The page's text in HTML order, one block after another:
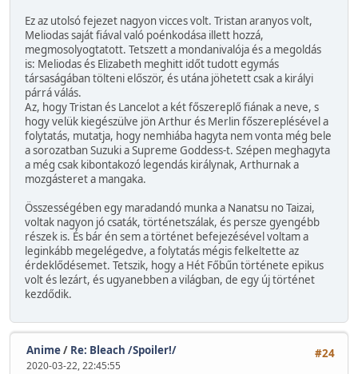
Ez az utolsó fejezet nagyon vicces volt. Tristan aranyos volt,
Meliodas saját fiával való poénkodása illett hozzá,
megmosolyogtatott. Tetszett a mondanivalója és a megoldás
is: Meliodas és Elizabeth meghitt időt tudott egymás
társaságában tölteni először, és utána jöhetett csak a királyi
párrá válás.
Az, hogy Tristan és Lancelot a két főszereplő fiának a neve, s
hogy velük kiegészülve jön Arthur és Merlin főszereplésével a
folytatás, mutatja, hogy nemhiába hagyta nem vonta még bele
a sorozatban Suzuki a Supreme Goddess-t. Szépen meghagyta
a még csak kibontakozó legendás királynak, Arthurnak a
mozgásteret a mangaka.
Összességében egy maradandó munka a Nanatsu no Taizai,
voltak nagyon jó csaták, történetszálak, és persze gyengébb
részek is. És bár én sem a történet befejezésével voltam a
leginkább megelégedve, a folytatás mégis felkeltette az
érdeklődésemet. Tetszik, hogy a Hét Főbűn története epikus
volt és lezárt, és ugyanebben a világban, de egy új történet
kezdődik.
#24
Anime/ Re: Bleach /Spoiler!/
2020-03-22, 22:45:55